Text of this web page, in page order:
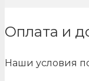
Оплата и
Наши условия